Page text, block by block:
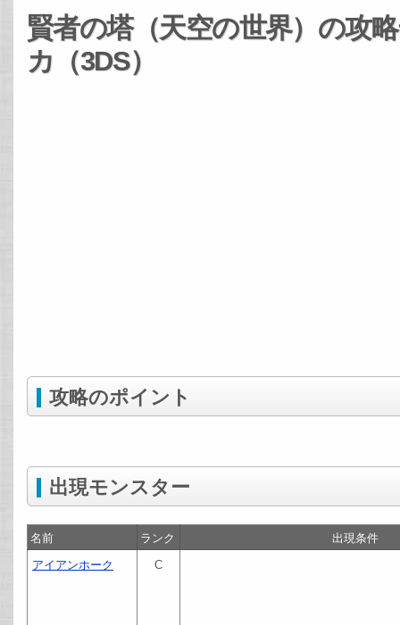
賢者の塔（天空の世界）の攻
カ（3DS）
攻略のポイント
出現モンスター
名前 ランク
出現条件
アイアンホーク
C